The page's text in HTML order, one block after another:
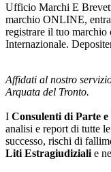
Ufficio Marchi E
marchio ONLINE,
registrare il tuo
Internazionale.
Affidati al nostro
Arquata del Tronto.
I Consulenti di Parte e
analisi e report di tutte
successo, rischi di
Liti Estragiudiziali e